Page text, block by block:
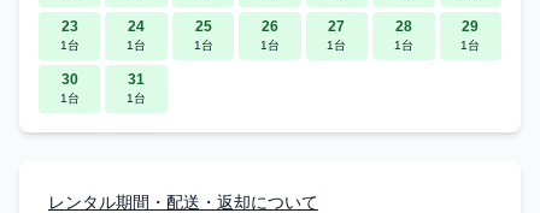
23
1台
24
1台
25
1台
26
1台
27
1台
28
1台
29
1台
30
1台
31
1台
レンタル期間・配送・返却について